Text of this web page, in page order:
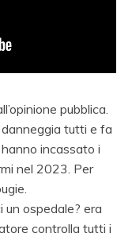
pubblica.
tutti e fa
incassato i
nel 2023. Per
un ospedale? era
controlla tutti i